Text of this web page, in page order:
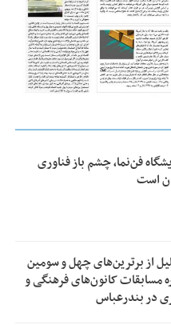
فن‌نما، چشم باز فناوری
است
از بر‌ترین‌های چهل و سومین
مسابقات کانون‌های فرهنگی و
در بندرعباس